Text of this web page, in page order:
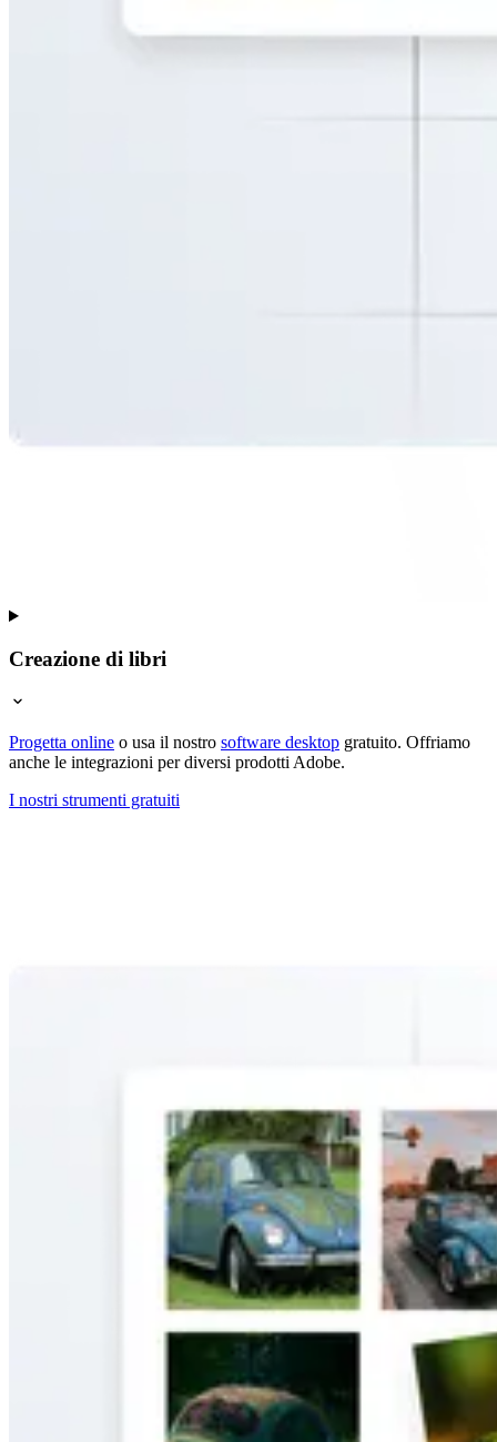
Creazione di libri
Progetta online o usa il nostro software desktop gratuito. Offriamo
anche le integrazioni per diversi prodotti Adobe.
I nostri strumenti gratuiti